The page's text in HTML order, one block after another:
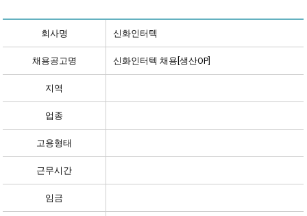
회사명 신화인터텍
채용공고명 신화인터텍 채용[생산OP]
지역
업종
고용형태
근무시간
임금